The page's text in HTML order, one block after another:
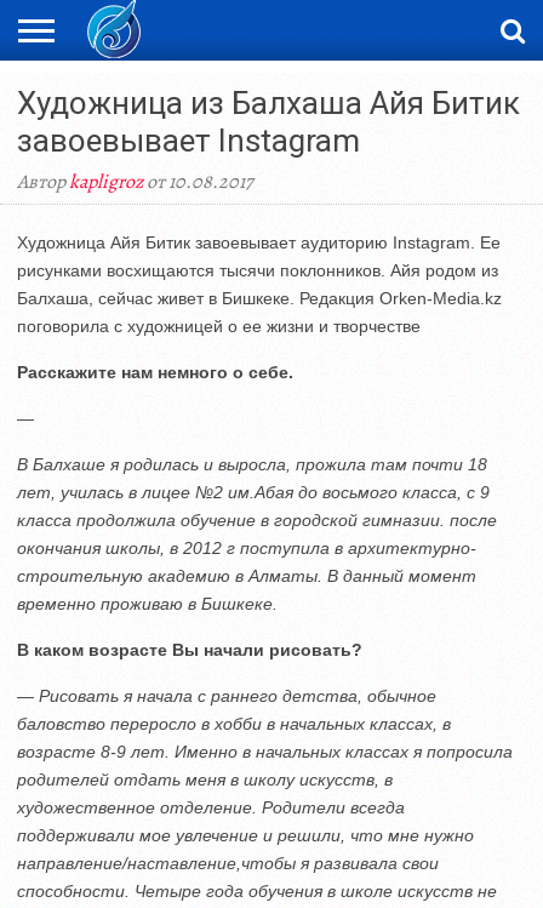
НОВОСТИ
ВИДЕО
ФОТОРЕПОРТАЖИ
ОРКЕН
LIVETV
Художница из Балхаша Айя Битик
завоевывает Instagram
Авторkapligrozот 10.08.2017
Художница Айя Битик завоевывает аудиторию Instagram. Ее
рисунками восхищаются тысячи поклонников. Айя родом из
Балхаша, сейчас живет в Бишкеке. Редакция Orken-Media.kz
поговорила с художницей о ее жизни и творчестве
Расскажите нам немного о себе.
—
В Балхаше я родилась и выросла, прожила там почти 18
лет, училась в лицее №2 им.Абая до восьмого класса, с 9
класса продолжила обучение в городской гимназии. после
окончания школы, в 2012 г поступила в архитектурно-
строительную академию в Алматы. В данный момент
временно проживаю в Бишкеке.
В каком возрасте Вы начали рисовать?
— Рисовать я начала с раннего детства, обычное
баловство переросло в хобби в начальных классах, в
возрасте 8-9 лет. Именно в начальных классах я попросила
родителей отдать меня в школу искусств, в
художественное отделение. Родители всегда
поддерживали мое увлечение и решили, что мне нужно
направление/наставление, чтобы я развивала свои
способности. Четыре года обучения в школе искусств не